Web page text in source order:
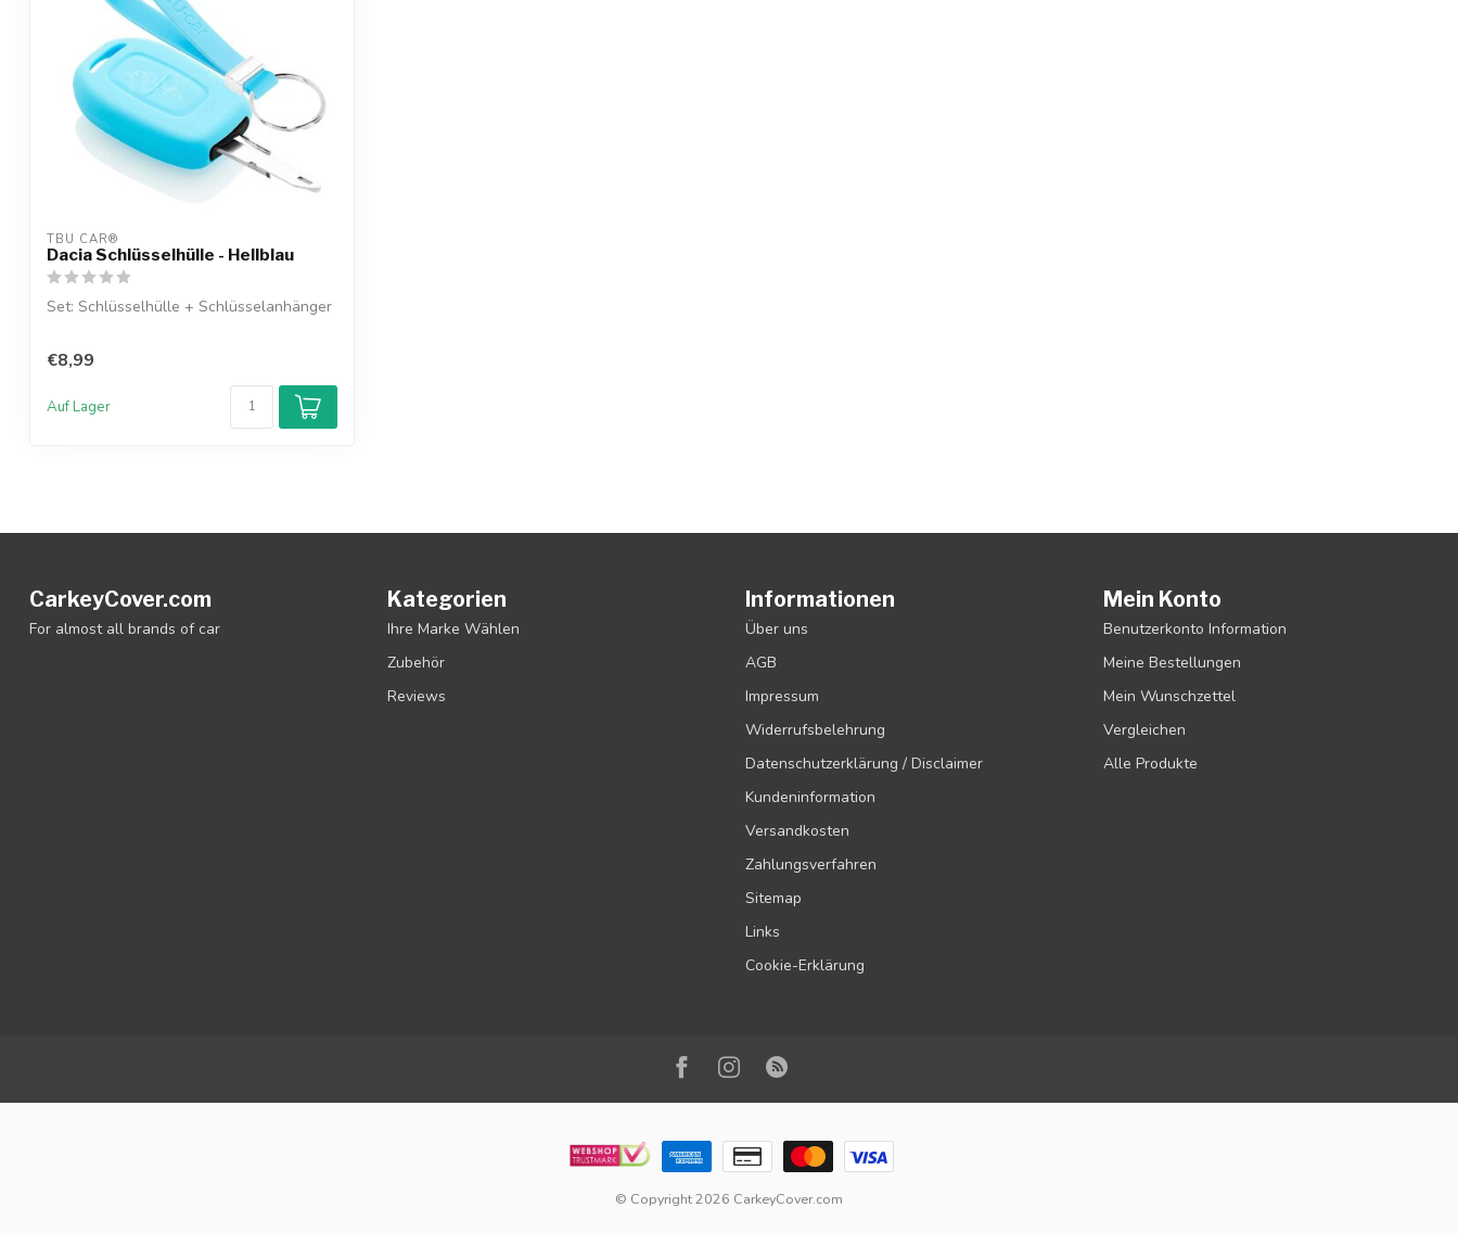
TBU CAR®
Dacia Schlüsselhülle - Hellblau
Set: Schlüsselhülle + Schlüsselanhänger
€8,99
Auf Lager
CarkeyCover.com
For almost all brands of car
Kategorien
Ihre Marke Wählen
Zubehör
Reviews
Informationen
Über uns
AGB
Impressum
Widerrufsbelehrung
Datenschutzerklärung / Disclaimer
Kundeninformation
Versandkosten
Zahlungsverfahren
Sitemap
Links
Cookie-Erklärung
Mein Konto
Benutzerkonto Information
Meine Bestellungen
Mein Wunschzettel
Vergleichen
Alle Produkte
© Copyright 2026 CarkeyCover.com